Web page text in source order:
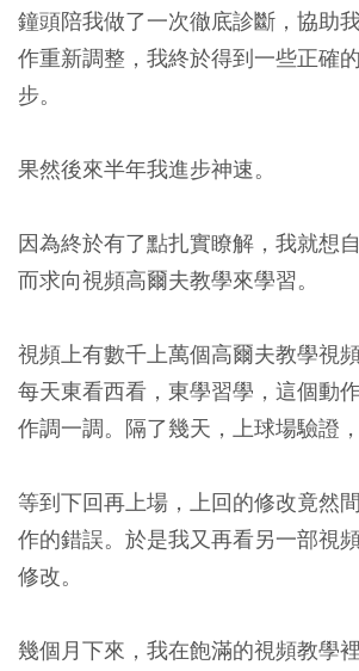
鐘頭陪我做了一次徹底診斷，協助
作重新調整，我終於得到一些正確
步。
果然後來半年我進步神速。
因為終於有了點扎實瞭解，我就想
而求向視頻高爾夫教學來學習。
視頻上有數千上萬個高爾夫教學視
每天東看西看，東學習學，這個動
作調一調。隔了幾天，上球場驗證
等到下回再上場，上回的修改竟然
作的錯誤。於是我又再看另一部視
修改。
幾個月下來，我在飽滿的視頻教學